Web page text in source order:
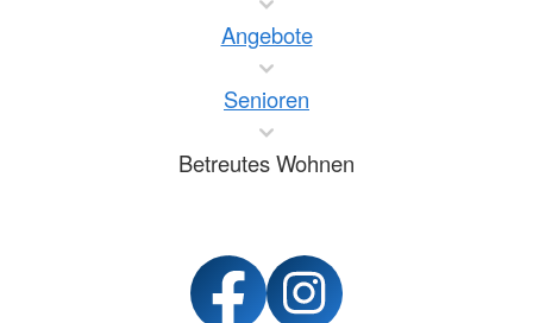
Angebote
Senioren
Betreutes Wohnen